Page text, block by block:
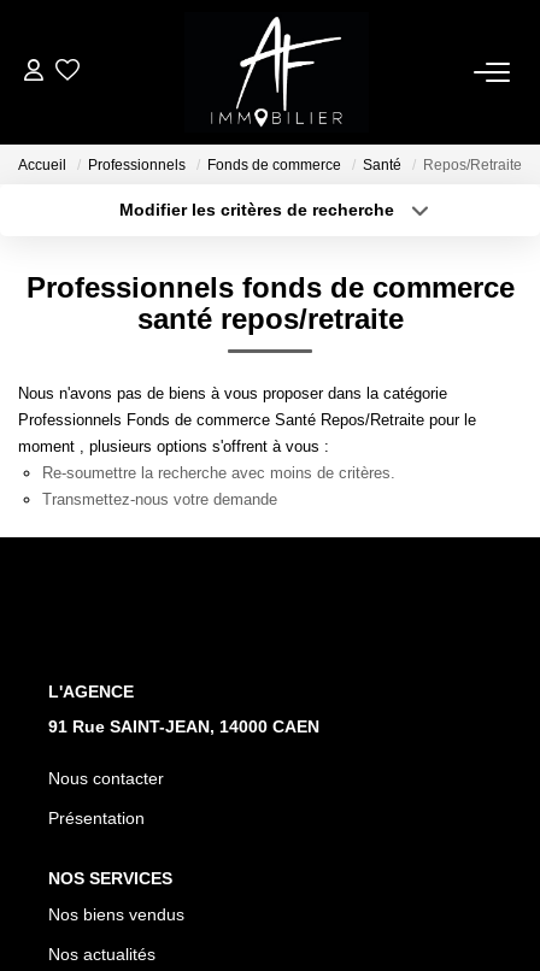
ACHETER
NOTRE AGENCE
Qui Sommes Nous
Notre Équipe
Nos Services
Accueil Professionnels Fonds de commerce Santé Repos/Retraite
Modifier les critères de recherche
Type de bien
Surface min
Créer une alerte
Professionnels fonds de commerce
santé repos/retraite
Nous n'avons pas de biens à vous proposer dans la catégorie
Professionnels Fonds de commerce Santé Repos/Retraite pour le
moment , plusieurs options s'offrent à vous :
Re-soumettre la recherche avec moins de critères.
Transmettez-nous votre demande
L'AGENCE
91 Rue SAINT-JEAN, 14000 CAEN
Nous contacter
Présentation
NOS SERVICES
Nos biens vendus
Nos actualités